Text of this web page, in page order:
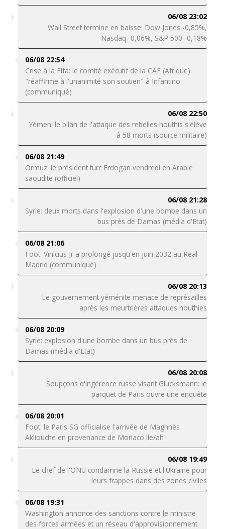
06/08 23:02
Wall Street termine en baisse: Dow Jones -0,85%,
Nasdaq -0,06%, S&P 500 -0,18%
06/08 22:54
Crise à la Fifa: le comité exécutif de la CAF (Afrique)
"réaffirme à l'unanimité son soutien" à Infantino
(communiqué)
06/08 22:50
Yémen: le bilan de l'attaque des rebelles houthis s'élève
à 58 morts (source militaire)
06/08 21:49
Ormuz: le président turc Erdogan vendredi en Arabie
saoudite (officiel)
06/08 21:28
Syrie: deux morts dans l'explosion d'une bombe dans un
bus près de Damas (média d'Etat)
06/08 21:06
Foot: Vinicius Jr a prolongé jusqu'en juin 2032 au Real
Madrid (communiqué)
06/08 20:13
Le gouvernement yéménite menace de représailles
après les meurtrières attaques houthies
06/08 20:09
Syrie: explosion d'une bombe dans un bus près de
Damas (média d'Etat)
06/08 20:08
Soupçons d'ingérence russe visant Glucksmann: le
parquet de Paris ouvre une enquête
06/08 20:01
Foot: le Paris SG officialise l'arrivée de Maghnès
Akliouche en provenance de Monaco lle/ah
06/08 19:49
Le chef de l'ONU condamne la Russie et l'Ukraine pour
leurs frappes dans des zones civiles
06/08 19:31
Washington annonce des sanctions contre le ministre
des forces armées et un réseau d'approvisionnement